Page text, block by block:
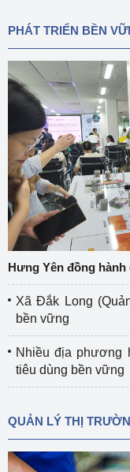
PHÁT TRIỂN BỀN
Hưng Yên đồng
Xã Đắk Long
bền vững
Nhiều địa phương
tiêu dùng bền vững
QUẢN LÝ THỊ